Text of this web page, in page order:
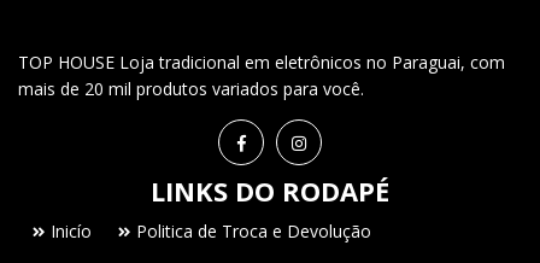
TOP HOUSE Loja tradicional em eletrônicos no Paraguai, com
mais de 20 mil produtos variados para você.
LINKS DO RODAPÉ
Inicío
Politica de Troca e Devolução